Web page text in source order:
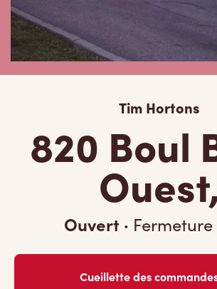
Tim Hortons
820 Boul
Ouest,
Ouvert · Fermeture
Cueillette des